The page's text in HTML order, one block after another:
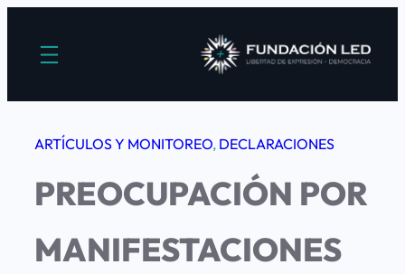
ARTÍCULOS Y MONITOREO, DECLARACIONES
PREOCUPACIÓN POR
MANIFESTACIONES